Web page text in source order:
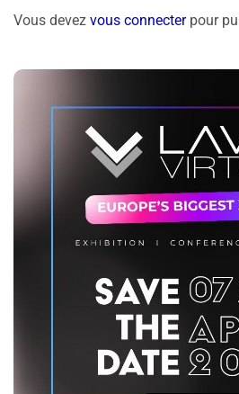
Vous devez vous connecterpour